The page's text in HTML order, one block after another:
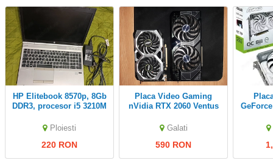
HP Elitebook 8570p, 8Gb
DDR3, procesor i5 3210M
Ploiesti
220 RON
Placa Video Gaming
nVidia RTX 2060 Ventus
Galati
590 RON
Placa video ASUS
GeForce RTX